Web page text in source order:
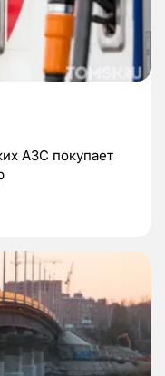
АЗС покупает